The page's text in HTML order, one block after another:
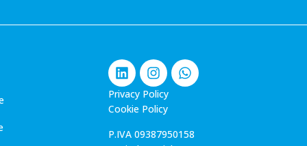
Privacy Policy
Cookie Policy
P.IVA 09387950158